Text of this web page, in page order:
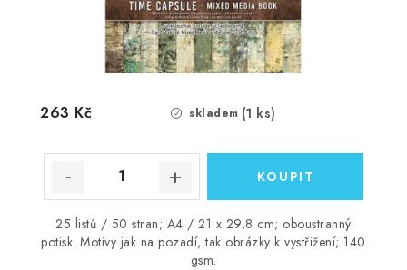
skladem (1 ks)
263 Kč
25 listů / 50 stran; A4 / 21 x 29,8 cm; oboustranný
potisk. Motivy jak na pozadí, tak obrázky k vystřižení; 140
gsm.